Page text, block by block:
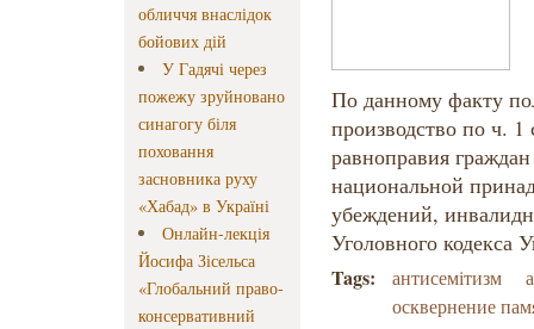
обличчя внаслідок
бойових дій
У Гадячі через
пожежу зруйновано
синагогу біля
поховання
засновника руху
«Хабад» в Україні
Онлайн-лекція
Йосифа Зісельса
«Глобальний право-
консервативний
По данному факту
производство по ч.
равноправия
национальной
убеждений,
Уголовного кодекса
Tags: антисемітизм
осквернение